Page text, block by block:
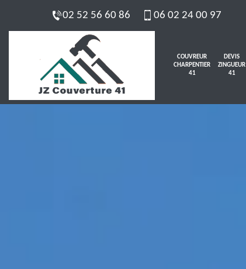
02 52 56 60 86 06 02 24 00 97
COUVREUR
CHARPENTIER
41
DEVIS
ZINGUEUR
41